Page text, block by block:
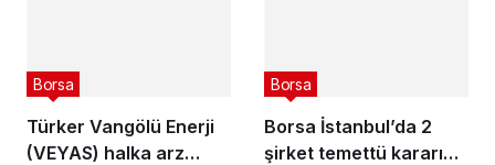
Türker Vangölü Enerji
(VEYAS) halka arz
Borsa
Borsa İstanbul’da 2
şirket temettü kararını
Borsa